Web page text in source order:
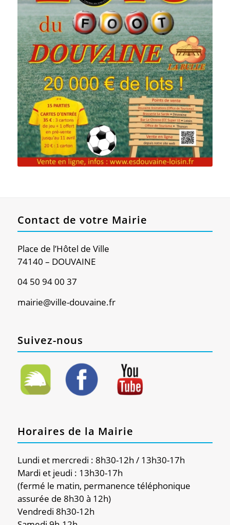
Contact de votre Mairie
Place de l’Hôtel de Ville
74140 – DOUVAINE
04 50 94 00 37
mairie@ville-douvaine.fr
Suivez-nous
Horaires de la Mairie
Lundi et mercredi : 8h30-12h / 13h30-17h
Mardi et jeudi : 13h30-17h
(fermé le matin, permanence téléphonique
assurée de 8h30 à 12h)
Vendredi 8h30-12h